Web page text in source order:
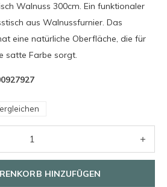
Walnuss 300cm. Ein funktionaler
aus Walnussfurnier. Das
eine natürliche Oberfläche, die für
satte Farbe sorgt.
HINZUFÜGEN